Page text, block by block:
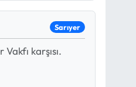
Sarıyer
karşısı.